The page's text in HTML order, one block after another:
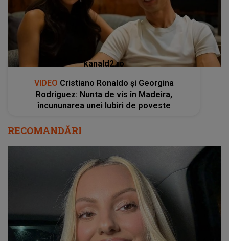
kanald2.ro
VIDEO Cristiano Ronaldo și Georgina
Rodriguez: Nunta de vis în Madeira,
încununarea unei Iubiri de poveste
RECOMANDĂRI